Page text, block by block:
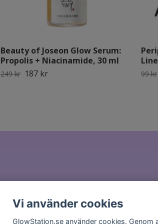
Beauty of Joseon Glow Serum:
Propolis + Niacinamide, 30 ml
249 kr 187 kr 99 kr
Vi använder cookies
GlowStation.se använder cookies. Genom